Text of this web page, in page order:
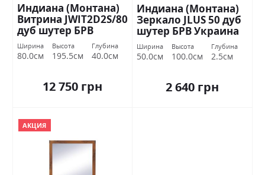
Индиана (Монтана)
Витрина JWIT2D2S/80
дуб шутер БРВ
Украина
Ширина
80.0см
Высота
195.5см
Глубина
40.0см
12 750 грн
Индиана (Монтана)
Зеркало JLUS 50 дуб
шутер БРВ Украина
Ширина
50.0см
Высота
100.0см
Глубина
2.5см
2 640 грн
АКЦИЯ